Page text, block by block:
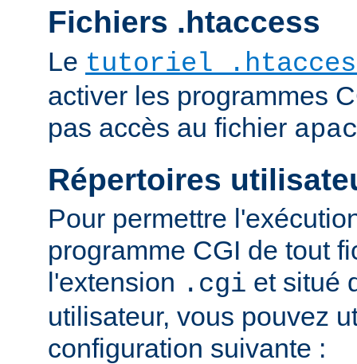
Fichiers .htaccess
Le tutoriel
activer les programmes
pas accès au fichier
Répertoires
Pour permettre
programme CGI de tout
l'extension .cgi et situé
utilisateur, vous pouvez
configuration suivante :